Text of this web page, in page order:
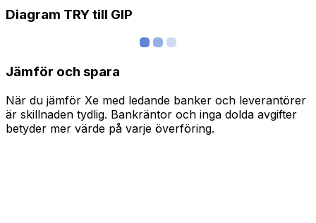
Diagram TRY till GIP
Jämför och spara
När du jämför Xe med ledande banker och leverantörer
är skillnaden tydlig. Bankräntor och inga dolda avgifter
betyder mer värde på varje överföring.